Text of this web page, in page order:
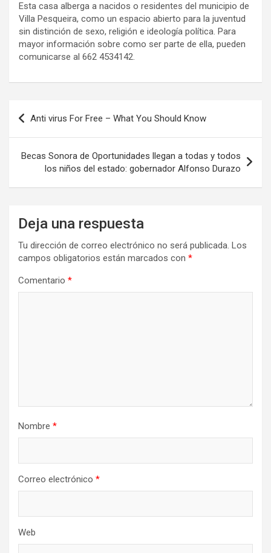
Esta casa alberga a nacidos o residentes del municipio de
Villa Pesqueira, como un espacio abierto para la juventud
sin distinción de sexo, religión e ideología política. Para
mayor información sobre como ser parte de ella, pueden
comunicarse al 662 4534142.
Navegación
de
entradas
Anti virus For Free – What You Should Know
Becas Sonora de Oportunidades llegan a todas y todos
los niños del estado: gobernador Alfonso Durazo
Deja una respuesta
Tu dirección de correo electrónico no será publicada. Los
campos obligatorios están marcados con *
Comentario *
Nombre *
Correo electrónico *
Web